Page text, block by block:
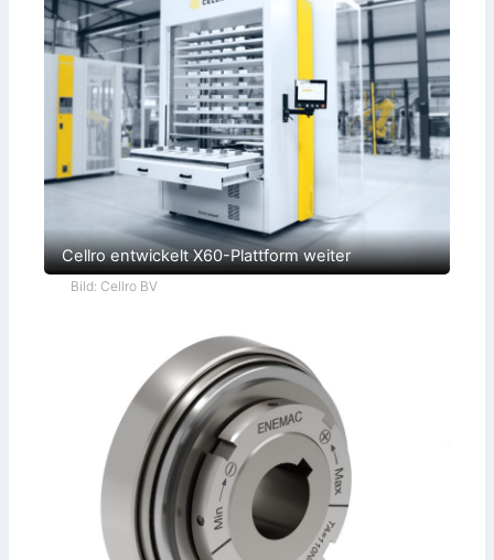
Cellro entwickelt X60-Plattform weiter
Bild: Cellro BV